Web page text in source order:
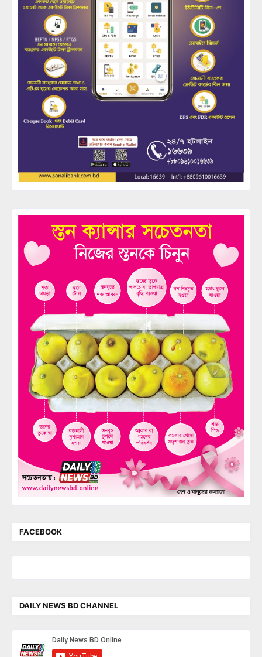
FACEBOOK
DAILY NEWS BD CHANNEL